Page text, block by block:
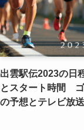
出雲駅伝2023の
とスタート時間
の予想とテレビ放